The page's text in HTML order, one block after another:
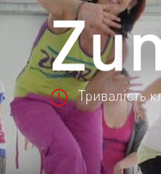
Тривалість